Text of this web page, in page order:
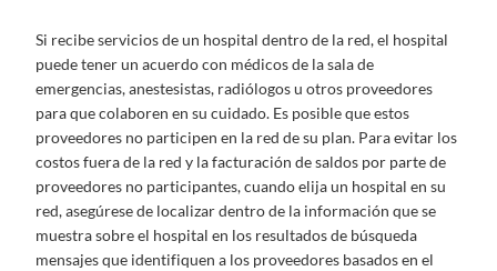
Si recibe servicios de un hospital dentro de la red, el hospital
puede tener un acuerdo con médicos de la sala de
emergencias, anestesistas, radiólogos u otros proveedores
para que colaboren en su cuidado. Es posible que estos
proveedores no participen en la red de su plan. Para evitar los
costos fuera de la red y la facturación de saldos por parte de
proveedores no participantes, cuando elija un hospital en su
red, asegúrese de localizar dentro de la información que se
muestra sobre el hospital en los resultados de búsqueda
mensajes que identifiquen a los proveedores basados ​​en el